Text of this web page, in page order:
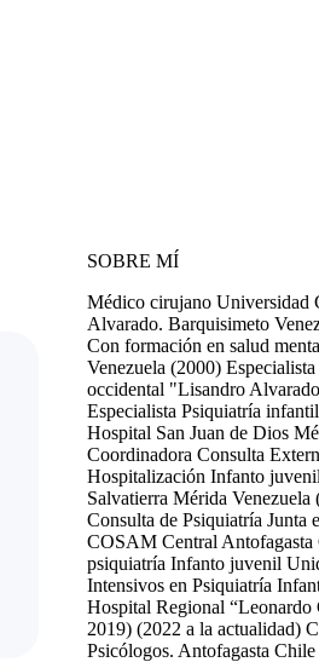
SOBRE MÍ
Médico cirujano Universidad
Alvarado. Barquisimeto
Con formación en salud
Venezuela (2000)
occidental "Lisandro
Especialista Psiquiatría
Hospital San Juan de Dios
Coordinadora Consulta
Hospitalización Infanto
Salvatierra Mérida
Consulta de Psiquiatría Junta
COSAM Central
psiquiatría Infanto juvenil
Intensivos en Psiquiatría
Hospital Regional
2019) (2022 a la actualidad)
Psicólogos. Antofagasta